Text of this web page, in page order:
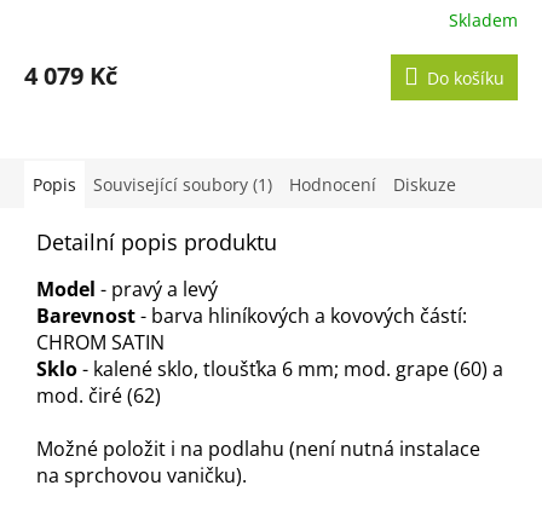
produktu
je
hvězdiček.
Skladem
4 079 Kč Do košíku
Popis Související soubory (1) Hodnocení Diskuze
Detailní popis produktu
Model - pravý a levý
Barevnost- barva hliníkových a kovových částí:
CHROM SATIN
Sklo- kalené sklo, tloušťka 6 mm; mod. grape (60) a
mod. čiré (62)
Možné položit i na podlahu (není nutná instalace
na sprchovou vaničku).